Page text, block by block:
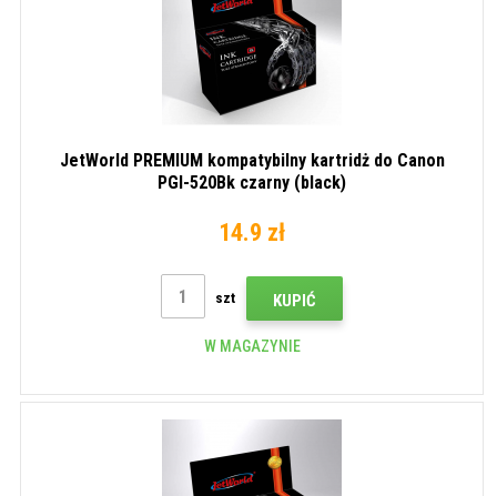
JetWorld PREMIUM kompatybilny kartridż do Canon
PGI-520Bk czarny (black)
14.9 zł
szt KUPIĆ
W MAGAZYNIE